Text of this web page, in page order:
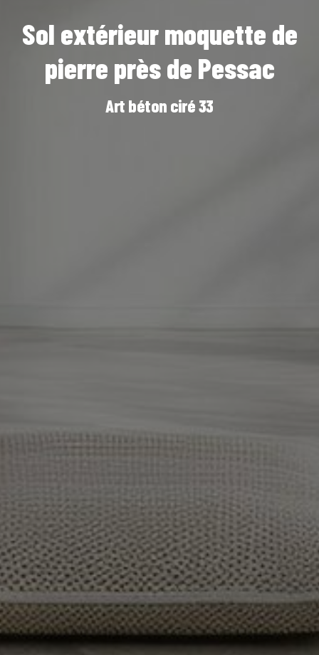
Sol extérieur moquette de
pierre près de Pessac
Art béton ciré 33